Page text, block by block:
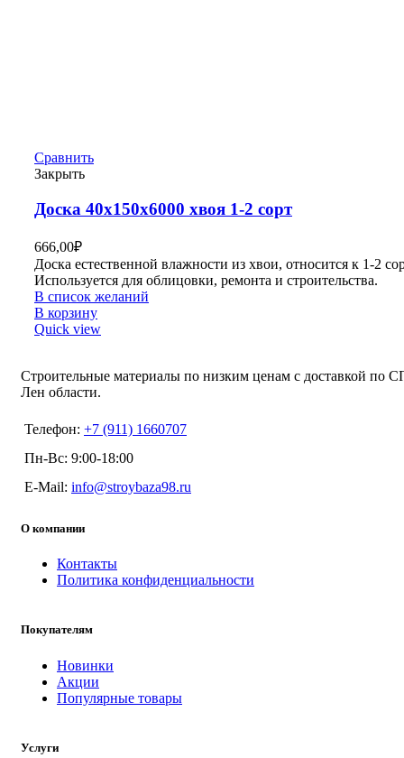
Сравнить
Закрыть
Доска 40х150х6000 хвоя 1-2 сорт
666,00₽
Доска естественной влажности из хвои, относится к 1-2
Используется для облицовки, ремонта и строительства.
В список желаний
В корзину
Quick view
Строительные материалы по низким ценам с доставкой по
Лен области.
Телефон: +7 (911) 1660707
Пн-Вс: 9:00-18:00
E-Mail: info@stroybaza98.ru
О компании
Контакты
Политика конфиденциальности
Покупателям
Новинки
Акции
Популярные товары
Услуги